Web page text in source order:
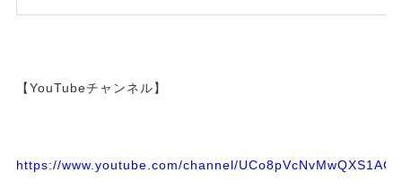
【YouTubeチャンネル】
https://www.youtube.com/channel/